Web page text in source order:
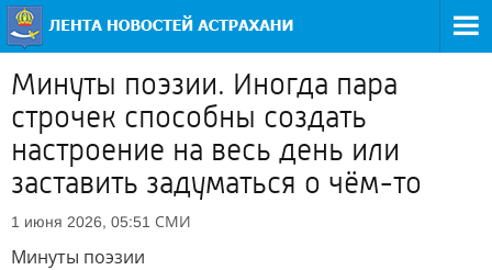
Минуты поэзии. Иногда пара
строчек способны создать
настроение на весь день или
заставить задуматься о чём-то
1 июня 2026, 05:51 СМИ
Минуты поэзии